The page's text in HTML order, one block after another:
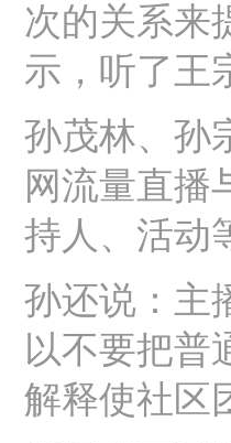
次的关系来
示，听了王
孙茂林、孙
网流量直播
持人、活动
孙还说：主
以不要把普
解释使社区